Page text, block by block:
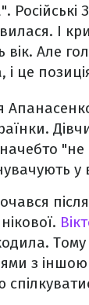
І
вік. Але
це
"не
у
з